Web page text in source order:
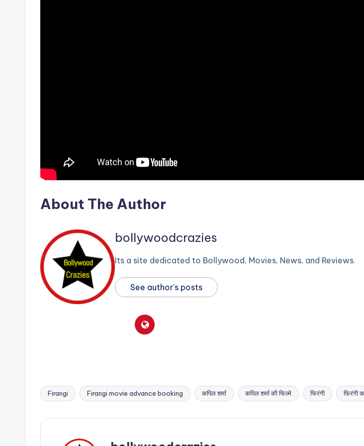
About The Author
bollywoodcrazies
Its a site dedicated to Bollywood, Movies, News, and Reviews.
See author's posts
Tags:
Firangi Firangi movie advance booking कपिल शर्मा कपिल शर्मा की फिल्मे फिरंगी फिरंगी